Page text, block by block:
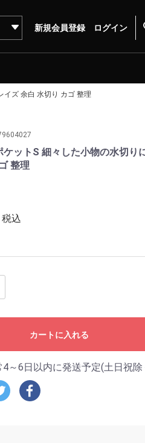
新規会員登録 ログイン
イズ 余白 水切り カゴ 整理
ケットS 細々した小物の水切り
整理
税込
カートに入れる
4～6日以内に発送予定(土日祝除